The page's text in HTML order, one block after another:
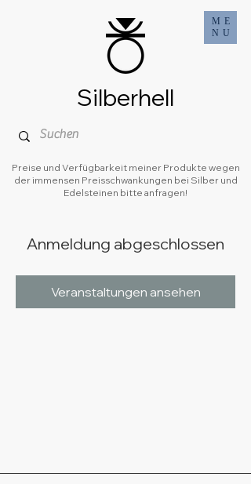
ME
NU
Preise und Verfügbarkeit meiner Produkte wegen
der immensen Preisschwankungen bei Silber und
Edelsteinen bitte anfragen!
Silberhell
Anmeldung abgeschlossen
Veranstaltungen ansehen